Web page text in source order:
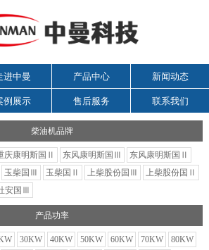
进中曼 产品中心 新闻动态
例展示 售后服务 联系我们
柴油机品牌
庆康明斯国Ⅱ 东风康明斯国Ⅲ
东风康明斯国Ⅱ
玉柴国Ⅲ 玉柴国Ⅱ 上柴股份国Ⅲ
上柴股份国Ⅱ
安国Ⅲ
产品功率
30KW 40KW 50KW 60KW 70KW
80KW